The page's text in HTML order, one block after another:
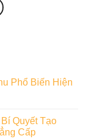
Phổ Biến Hiện
Quyết Tạo
Cấp